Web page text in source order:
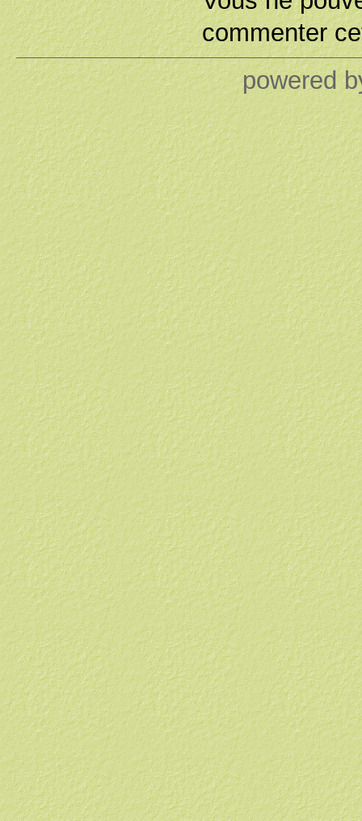
commenter
powered